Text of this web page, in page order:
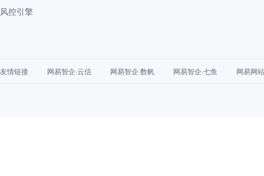
风控引擎
友情链接 网易智企·云信 网易智企·数帆 网易智企·七鱼 网易网